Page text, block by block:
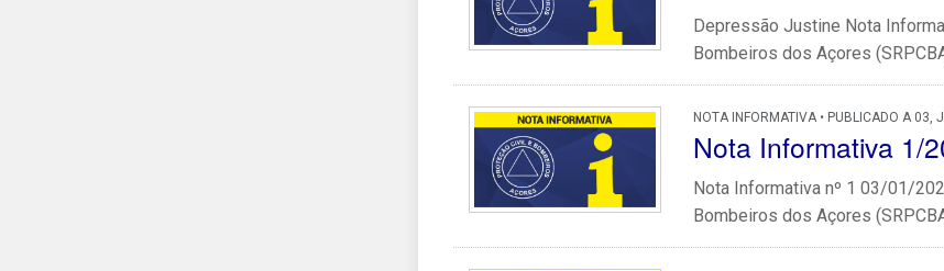
Depressão Justine Nota
Bombeiros dos Açores
NOTA INFORMATIVA • PUBLICADO A 03,
Nota Informativa 1/
Nota Informativa nº 1 03/01/
Bombeiros dos Açores